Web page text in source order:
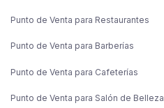
Punto de Venta para Restaurantes
Punto de Venta para Barberías
Punto de Venta para Cafeterías
Punto de Venta para Salón de Belleza